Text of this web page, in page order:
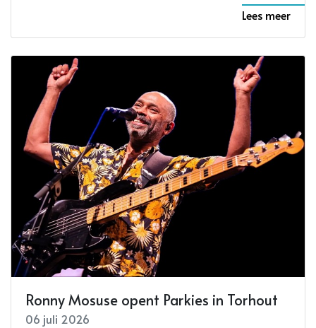
Lees meer
Ronny Mosuse opent Parkies in Torhout
06 juli 2026